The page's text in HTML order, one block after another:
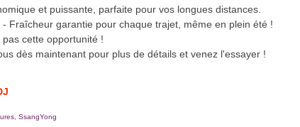
et puissante, parfaite pour vos longues distances.
- Fraîcheur garantie pour chaque trajet, même en plein été !
pas cette opportunité !
dès maintenant pour plus de détails et venez l'essayer !
SsangYong